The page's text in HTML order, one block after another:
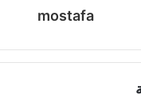
mostafa